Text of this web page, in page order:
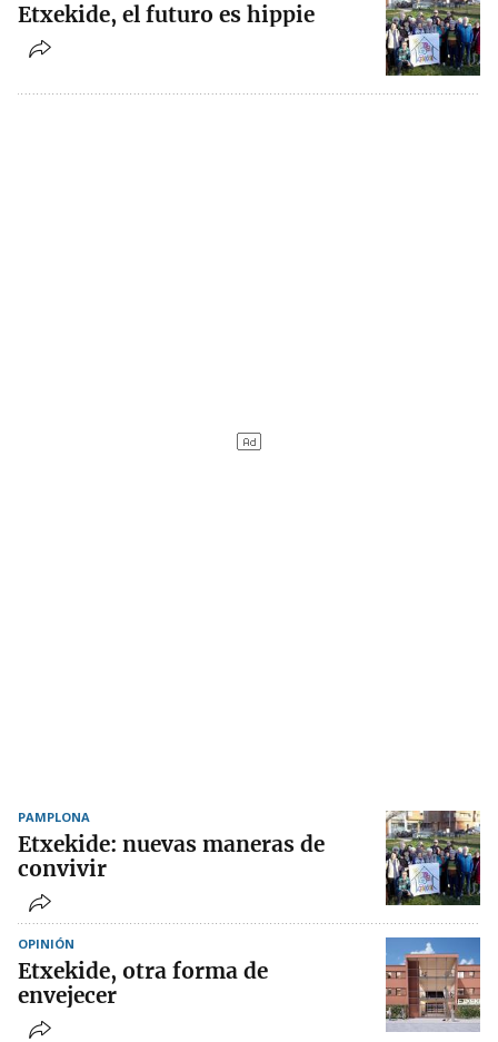
Etxekide, el futuro es hippie
PAMPLONA
Etxekide: nuevas maneras de
convivir
OPINIÓN
Etxekide, otra forma de
envejecer